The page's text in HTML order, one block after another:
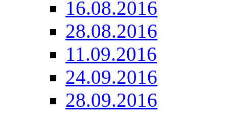
16.08.2016
28.08.2016
11.09.2016
24.09.2016
28.09.2016